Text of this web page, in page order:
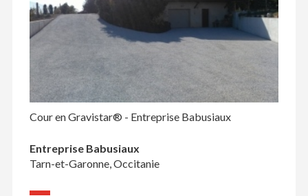
Cour en Gravistar® - Entreprise Babusiaux
Entreprise Babusiaux
Tarn-et-Garonne, Occitanie